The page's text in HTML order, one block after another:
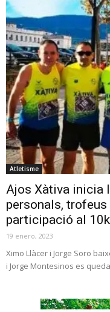
Atletisme
Ajos Xàtiva inicia
personals,
participació al
19 enero, 2023
Ximo Llàcer i Jorge Soro
i Jorge Montesinos es